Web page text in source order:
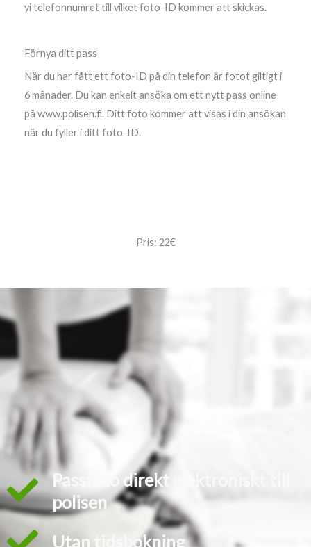
vi telefonnumret till vilket foto-ID kommer att skickas.
Förnya ditt pass
När du har fått ett foto-ID på din telefon är fotot giltigt i
6 månader. Du kan enkelt ansöka om ett nytt pass online
på www.polisen.fi. Ditt foto kommer att visas i din ansökan
när du fyller i ditt foto-ID.
Pris: 22€
Passfoto direkt elektroniskt till
polisen
Utan tidsbokning